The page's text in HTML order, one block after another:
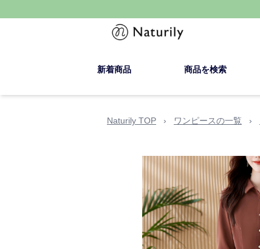
新着商品 商品を検索
Naturily TOP › ワンピースの一覧 ›